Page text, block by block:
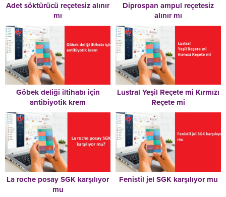
Adet söktürücü reçetesiz alınır
mı
Diprospan ampul reçetesiz
alınır mı
Göbek deliği iltihabı için
antibiyotik krem
Lustral Yeşil Reçete mi Kırmızı
Reçete mi
La roche posay SGK karşılıyor
mu
Fenistil jel SGK karşılıyor mu